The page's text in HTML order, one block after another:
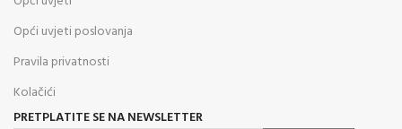
Opći uvjeti poslovanja
Pravila privatnosti
Kolačići
PRETPLATITE SE NA NEWSLETTER